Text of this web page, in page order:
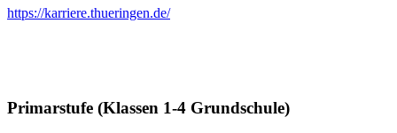
https://karriere.thueringen.de/
Primarstufe (Klassen 1-4 Grundschule)